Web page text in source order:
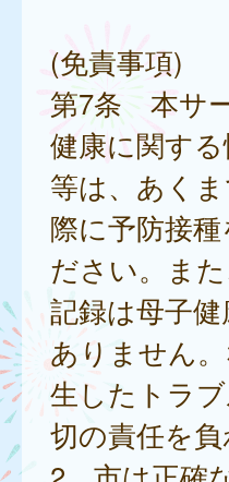
(免責事項)
第7条 本サ
健康に関す
等は、あく
際に予防接
ださい。ま
記録は母子
ありません
生したトラ
切の責任を